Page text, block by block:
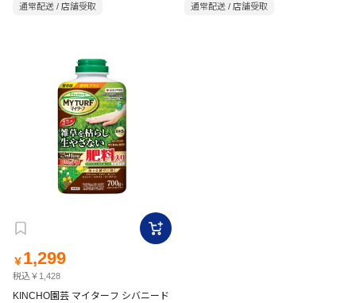
通常配送 / 店舗受取 通常配送 / 店舗受取
￥ 1,299
税込￥1,428
KINCHO園芸 マイターフ シバニード